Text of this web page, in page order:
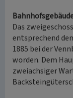
Das
entsprechend
1885 bei der
worden. Dem
zweiachsiger